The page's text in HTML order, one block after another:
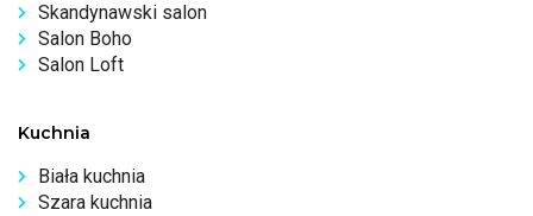
Skandynawski salon
Salon Boho
Salon Loft
Kuchnia
Biała kuchnia
Szara kuchnia